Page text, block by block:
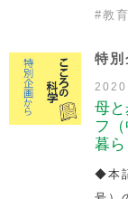
#教育
特
母
フ
暮ら
◆本